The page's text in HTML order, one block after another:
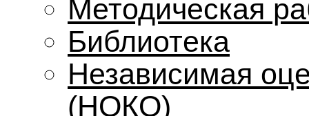
Методическая
Библиотека
Независимая
(НОКО)